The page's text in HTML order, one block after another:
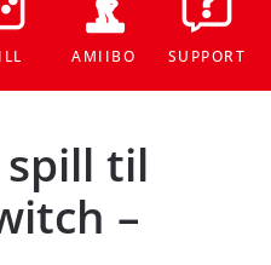
AMIIBO SUPPORT
til
–